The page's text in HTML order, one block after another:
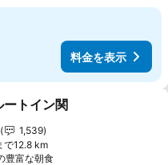
料金を表示
に入りに追加
トイン関
ンク
1,539
で12.8 km
豊富な朝食